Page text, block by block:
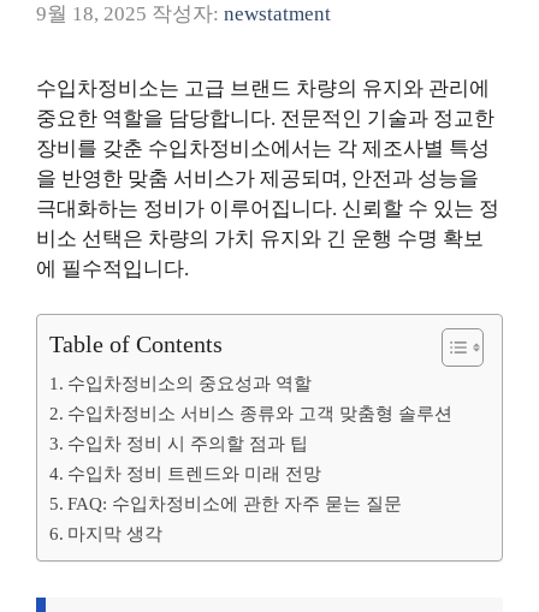
9월 18, 2025 작성자: newstatment
수입차정비소는 고급 브랜드 차량의 유지와 관리에
중요한 역할을 담당합니다. 전문적인 기술과 정교한
장비를 갖춘 수입차정비소에서는 각 제조사별 특성
을 반영한 맞춤 서비스가 제공되며, 안전과 성능을
극대화하는 정비가 이루어집니다. 신뢰할 수 있는 정
비소 선택은 차량의 가치 유지와 긴 운행 수명 확보
에 필수적입니다.
Table of Contents
수입차정비소의 중요성과 역할
수입차정비소 서비스 종류와 고객 맞춤형 솔루션
수입차 정비 시 주의할 점과 팁
수입차 정비 트렌드와 미래 전망
FAQ: 수입차정비소에 관한 자주 묻는 질문
마지막 생각